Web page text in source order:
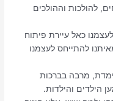
להולכות וההולכים
כאל עיירת פיתוח
להתייחס לעצמנו
מרבה בברכות
הילדים והילדות.